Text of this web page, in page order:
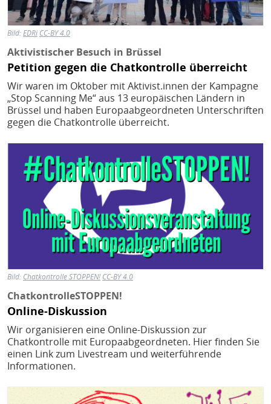
Bild:EDRi CC-BY 4.0
Aktivistischer Besuch in Brüssel
Petition gegen die Chatkontrolle überreicht
Wir waren im Oktober mit Aktivist.innen der Kampagne
„Stop Scanning Me“ aus 13 europäischen Ländern in
Brüssel und haben Europaabgeordneten Unterschriften
gegen die Chatkontrolle überreicht.
Bild
Bild: Chatkontrolle STOPPEN! CC-BY 4.0
ChatkontrolleSTOPPEN!
Online-Diskussion
Wir organisieren eine Online-Diskussion zur
Chatkontrolle mit Europaabgeordneten. Hier finden Sie
einen Link zum Livestream und weiterführende
Informationen.
Bild